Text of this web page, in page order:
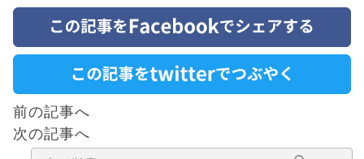
前の記事へ
次の記事へ